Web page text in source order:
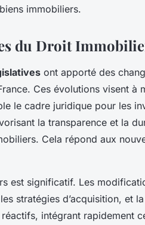
immobiliers.
du Droit
ont apporté des
Ces évolutions visent à
le cadre juridique pour les
la transparence et la
Cela répond aux
est significatif. Les
stratégies d’acquisition, et
intégrant rapidement